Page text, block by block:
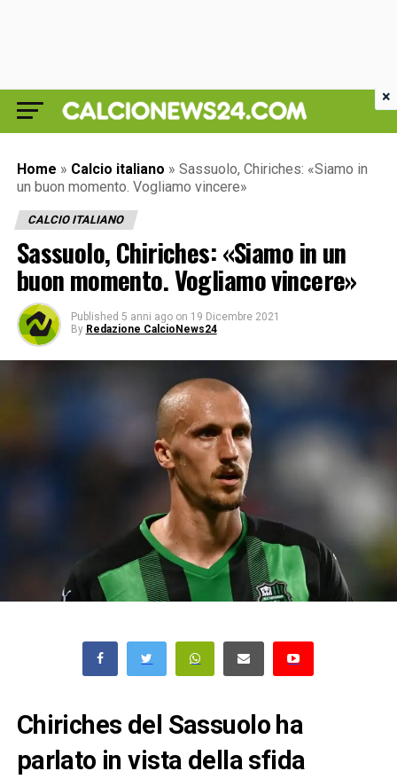
Home » Calcio italiano » Sassuolo, Chiriches: «Siamo in
un buon momento. Vogliamo vincere»
CALCIO ITALIANO
Sassuolo, Chiriches: «Siamo in un
buon momento. Vogliamo vincere»
Published 5 anni ago on 19 Dicembre 2021
By Redazione CalcioNews24
Chiriches del Sassuolo ha
parlato in vista della sfida
×